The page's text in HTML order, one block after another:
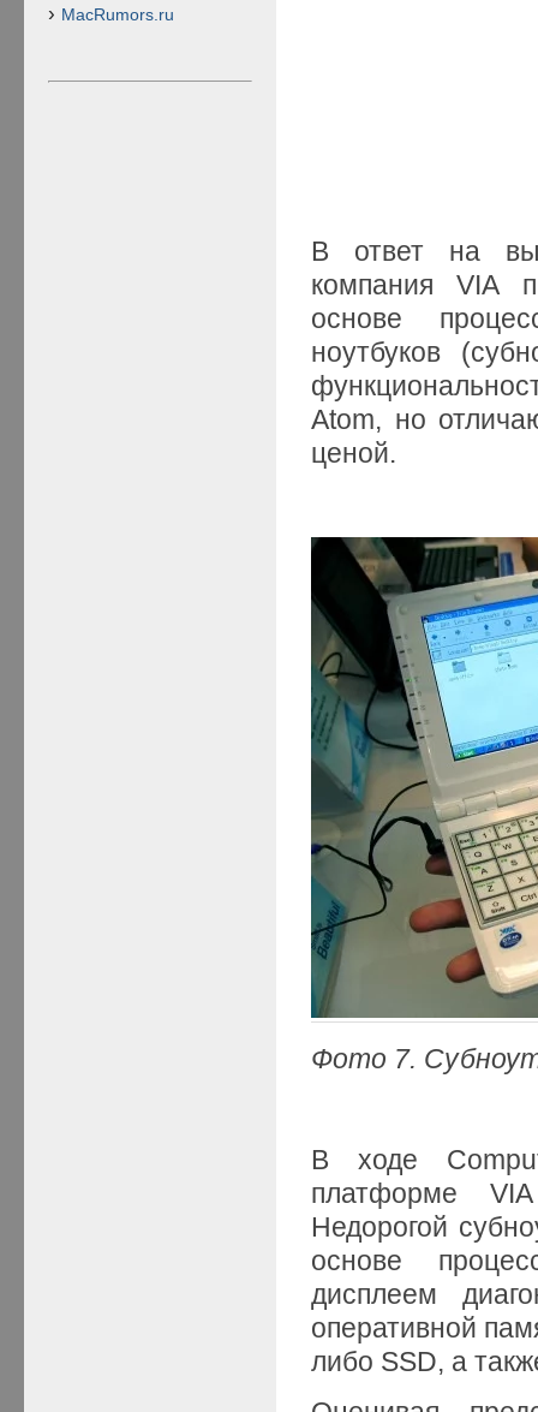
В ответ на
компания VIA
основе
ноутбуков
Atom, но
ценой.
Фото 7.
В ходе
платформе
Недорогой
основе
дисплеем
оперативной
либо SSD, а
MacRumors.ru